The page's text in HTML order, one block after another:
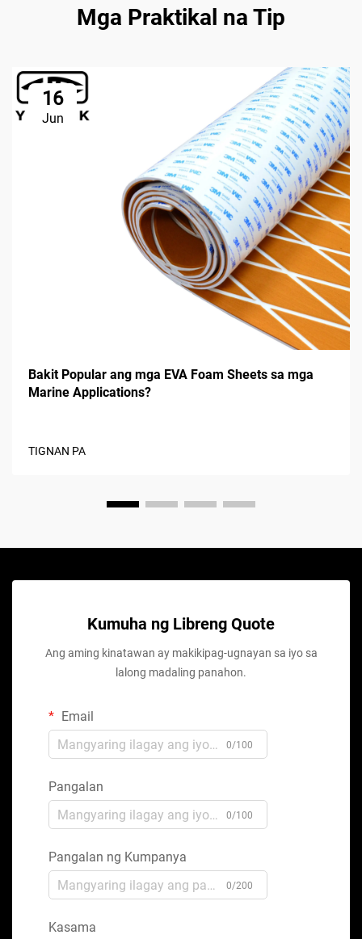
Mga Praktikal na Tip
16
Jun
Bakit Popular ang mga EVA Foam Sheets sa mga
Marine Applications?
TIGNAN PA
Kumuha ng Libreng Quote
Ang aming kinatawan ay makikipag-ugnayan sa iyo sa
lalong madaling panahon.
Email
0/100
Pangalan
0/100
Pangalan ng Kumpanya
0/200
Kasama